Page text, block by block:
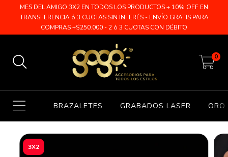
MES DEL AMIGO 3X2 EN TODOS LOS PRODUCTOS + 10% OFF EN
TRANSFERENCIA ó 3 CUOTAS SIN INTERÉS - ENVÍO GRATIS PARA
COMPRAS +$250.000 - 2 ó 3 CUOTAS CON DÉBITO
0
BRAZALETES GRABADOS LASER ORO
3X2